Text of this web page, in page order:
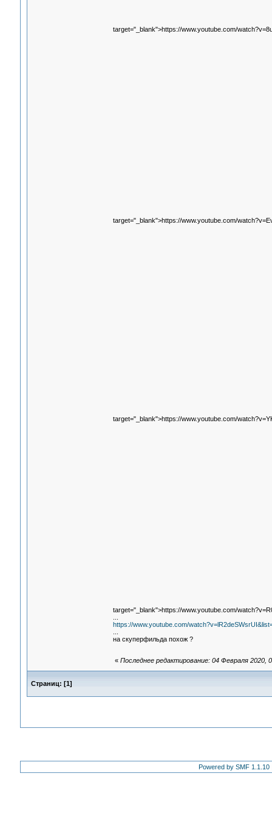
target="_blank">https://www.youtube.com/
target="_blank">https://www.youtube.com/
target="_blank">https://www.youtube.com/
target="_blank">https://www.youtube.com/
https://www.youtube.com/
на скуперфильда похож ?
« Последнее редактирование: 04 Февраля 2020,
Страниц: [1]
Powered by SMF 1.1.10